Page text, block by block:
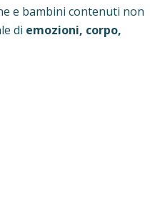
e bambini contenuti non
di emozioni, corpo,